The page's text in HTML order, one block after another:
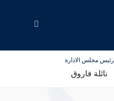
رئيس مجلس الادارة
نائلة فاروق